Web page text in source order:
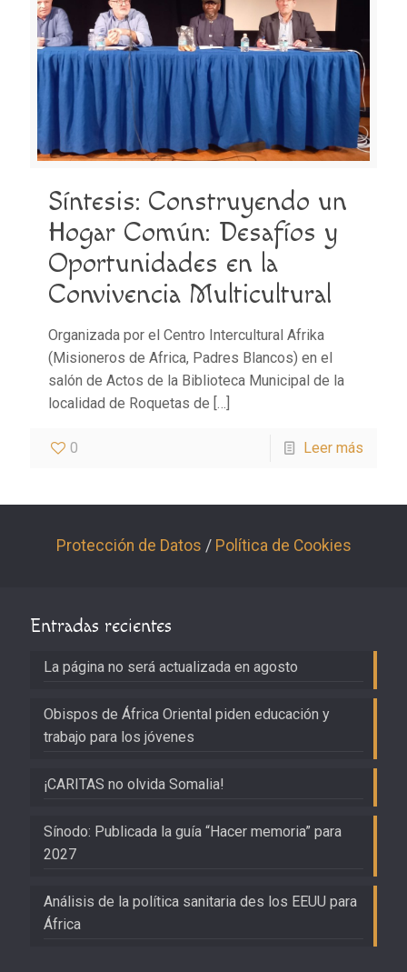
Síntesis: Construyendo un
Hogar Común: Desafíos y
Oportunidades en la
Convivencia Multicultural
Organizada por el Centro Intercultural Afrika
(Misioneros de Africa, Padres Blancos) en el
salón de Actos de la Biblioteca Municipal de la
localidad de Roquetas de […]
0 Leer más
Protección de Datos / Política de Cookies
Entradas recientes
La página no será actualizada en agosto
Obispos de África Oriental piden educación y
trabajo para los jóvenes
¡CARITAS no olvida Somalia!
Sínodo: Publicada la guía “Hacer memoria” para
2027
Análisis de la política sanitaria des los EEUU para
África